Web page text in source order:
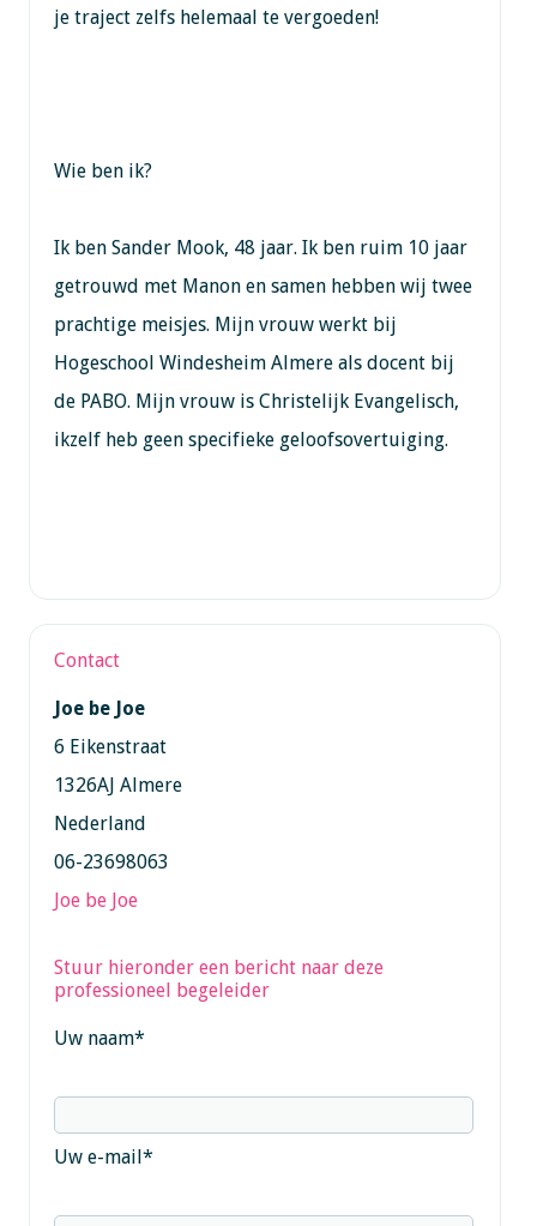
je traject zelfs helemaal te vergoeden!
Wie ben ik?
Ik ben Sander Mook, 48 jaar. Ik ben ruim 10 jaar
getrouwd met Manon en samen hebben wij twee
prachtige meisjes. Mijn vrouw werkt bij
Hogeschool Windesheim Almere als docent bij
de PABO. Mijn vrouw is Christelijk Evangelisch,
ikzelf heb geen specifieke geloofsovertuiging.
Contact
Joe be Joe
6 Eikenstraat
1326AJ Almere
Nederland
06-23698063
Joe be Joe
Stuur hieronder een bericht naar deze
professioneel begeleider
Uw naam*
Uw e-mail*